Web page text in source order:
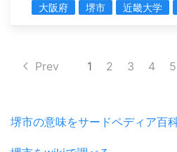
大阪府 堺市 近畿大学
Prev 1 2 3 4 5
堺市の意味をサードペディア百